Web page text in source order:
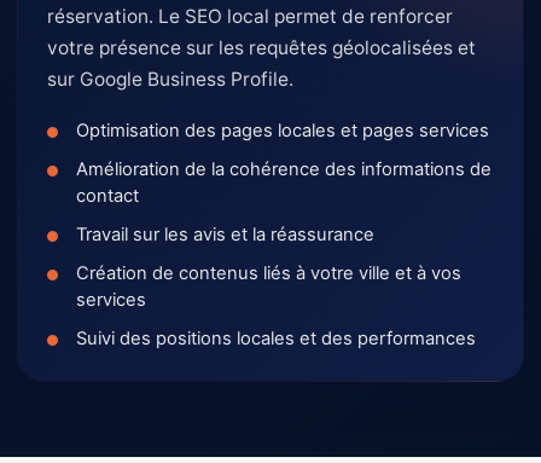
réservation. Le SEO local permet de renforcer
votre présence sur les requêtes géolocalisées et
sur Google Business Profile.
Optimisation des pages locales et pages services
Amélioration de la cohérence des informations de
contact
Travail sur les avis et la réassurance
Création de contenus liés à votre ville et à vos
services
Suivi des positions locales et des performances